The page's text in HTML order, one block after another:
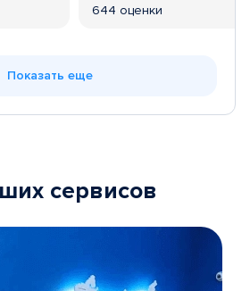
644 оценки
Показать еще
сервисов